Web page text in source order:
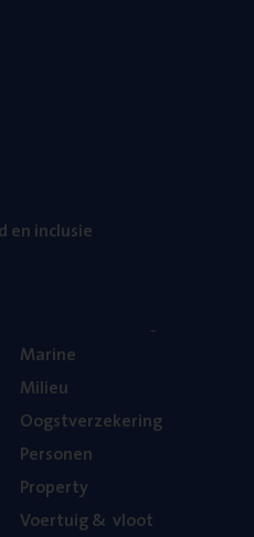
en inclusie
Mari­ne
Mili­eu
Oogst­ver­ze­ke­ring
Per­so­nen
Pro­per­ty
Voer­tuig& vloot